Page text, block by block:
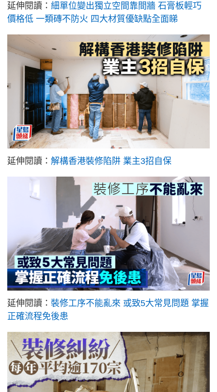
延伸閱讀： 細單位變出獨立空間靠間牆 石膏板輕巧
價格低 一類磚不防火 四大材質優缺點全面睇
延伸閱讀： 解構香港裝修陷阱 業主3招自保
延伸閱讀： 裝修工序不能亂來 或致5大常見問題 掌握
正確流程免後患